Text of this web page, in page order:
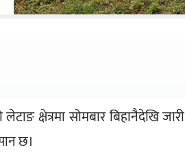
क्षेत्रमा सोमबार बिहानैदेखि
छ।